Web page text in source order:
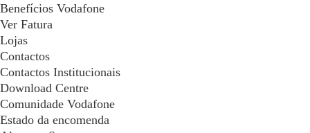
Benefícios Vodafone
Ver Fatura
Lojas
Contactos
Contactos Institucionais
Download Centre
Comunidade Vodafone
Estado da encomenda